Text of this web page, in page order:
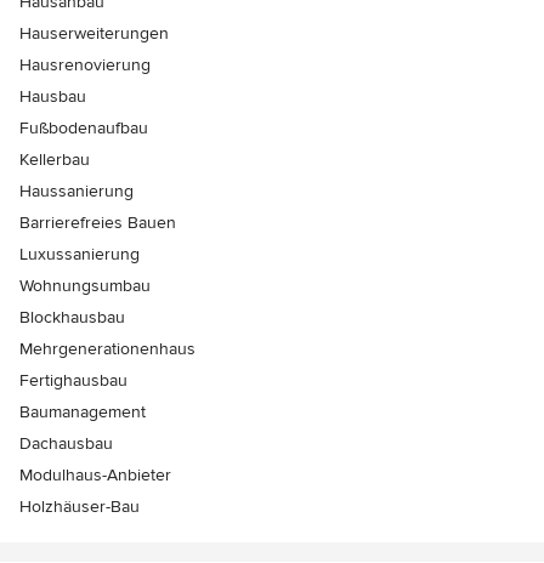
Hauserweiterungen
Hausrenovierung
Hausbau
Fußbodenaufbau
Kellerbau
Haussanierung
Barrierefreies Bauen
Luxussanierung
Wohnungsumbau
Blockhausbau
Mehrgenerationenhaus
Fertighausbau
Baumanagement
Dachausbau
Modulhaus-Anbieter
Holzhäuser-Bau